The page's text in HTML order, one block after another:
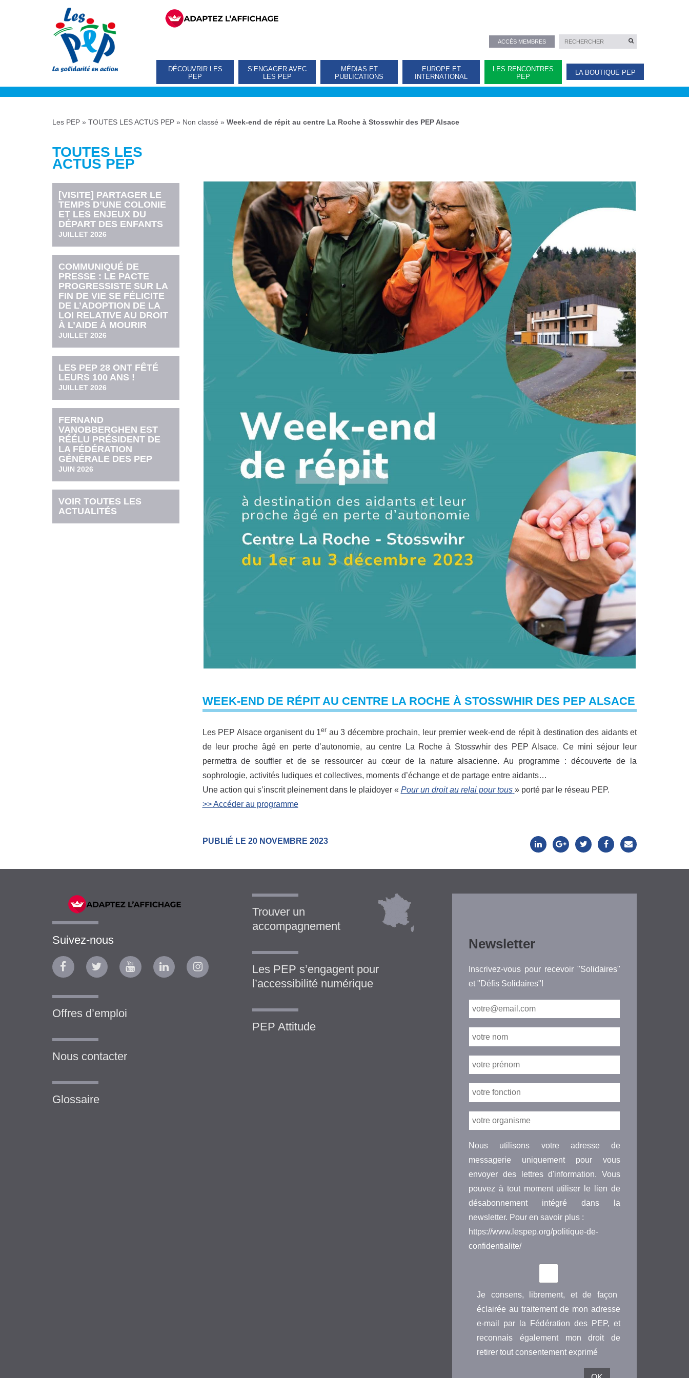
ACCÈS MEMBRES
DÉCOUVRIR LES
PEP
S’ENGAGER AVEC
LES PEP
MÉDIAS ET
PUBLICATIONS
EUROPE ET
INTERNATIONAL
LES RENCONTRES
PEP
LA BOUTIQUE PEP
Les PEP » TOUTES LES ACTUS PEP » Non classé » Week-end de répit au centre La Roche à Stosswhir des PEP Alsace
TOUTES LES
ACTUS PEP
[VISITE] PARTAGER LE
TEMPS D’UNE COLONIE
ET LES ENJEUX DU
DÉPART DES ENFANTS
JUILLET 2026
COMMUNIQUÉ DE
PRESSE : LE PACTE
PROGRESSISTE SUR LA
FIN DE VIE SE FÉLICITE
DE L’ADOPTION DE LA
LOI RELATIVE AU DROIT
À L’AIDE À MOURIR
JUILLET 2026
LES PEP 28 ONT FÊTÉ
LEURS 100 ANS !
JUILLET 2026
FERNAND
VANOBBERGHEN EST
RÉÉLU PRÉSIDENT DE
LA FÉDÉRATION
GÉNÉRALE DES PEP
JUIN 2026
VOIR TOUTES LES
ACTUALITÉS
WEEK-END DE RÉPIT AU CENTRE LA ROCHE À STOSSWHIR DES PEP ALSACE
Les PEP Alsace organisent du 1er au 3 décembre prochain, leur premier week-end de répit à destination des aidants et
de leur proche âgé en perte d’autonomie, au centre La Roche à Stosswhir des PEP Alsace. Ce mini séjour leur
permettra de souffler et de se ressourcer au cœur de la nature alsacienne. Au programme : découverte de la
sophrologie, activités ludiques et collectives, moments d’échange et de partage entre aidants…
Une action qui s’inscrit pleinement dans le plaidoyer « Pour un droit au relai pour tous » porté par le réseau PEP.
>> Accéder au programme
PUBLIÉ LE 20 NOVEMBRE 2023
Suivez-nous
Offres d’emploi
Nous contacter
Glossaire
Trouver un
accompagnement
Les PEP s’engagent pour
l’accessibilité numérique
PEP Attitude
Newsletter
Inscrivez-vous pour recevoir "Solidaires"
et "Défis Solidaires"!
Nous utilisons votre adresse de
messagerie uniquement pour vous
envoyer des lettres d'information. Vous
pouvez à tout moment utiliser le lien de
désabonnement intégré dans la
newsletter. Pour en savoir plus :
https://www.lespep.org/politique-de-
confidentialite/
Je consens, librement, et de façon
éclairée au traitement de mon adresse
e-mail par la Fédération des PEP, et
reconnais également mon droit de
retirer tout consentement exprimé